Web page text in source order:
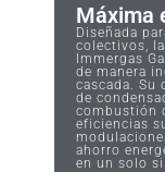
Máxima
Diseñada
colectivos,
Immergas
de manera
cascada. Su
de
combustión
eficiencias
ahorro
en un solo